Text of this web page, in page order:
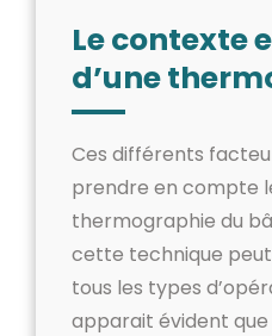
Le contexte
d’une
Ces différents
prendre en compte
thermographie du
cette technique
tous les types
apparait évident